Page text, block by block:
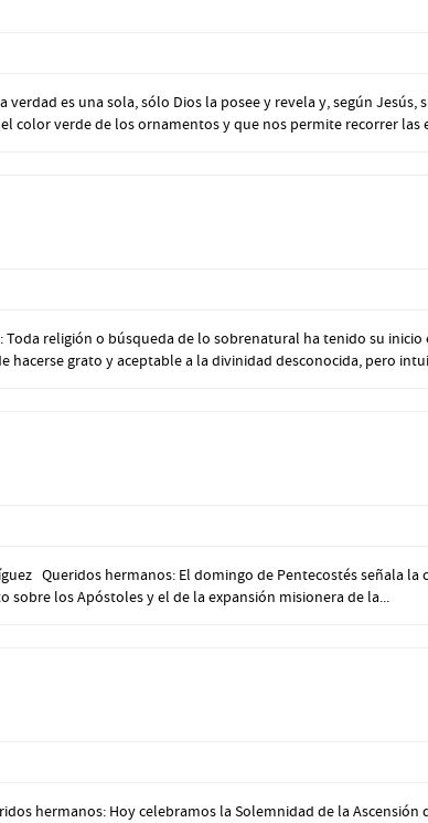
es una sola, sólo Dios la posee y revela y, según
color verde de los ornamentos y que nos permite recorrer las
religión o búsqueda de lo sobrenatural ha tenido su
grato y aceptable a la divinidad desconocida, pero
Queridos hermanos: El domingo de Pentecostés señala
sobre los Apóstoles y el de la expansión misionera de la...
hermanos: Hoy celebramos la Solemnidad de la